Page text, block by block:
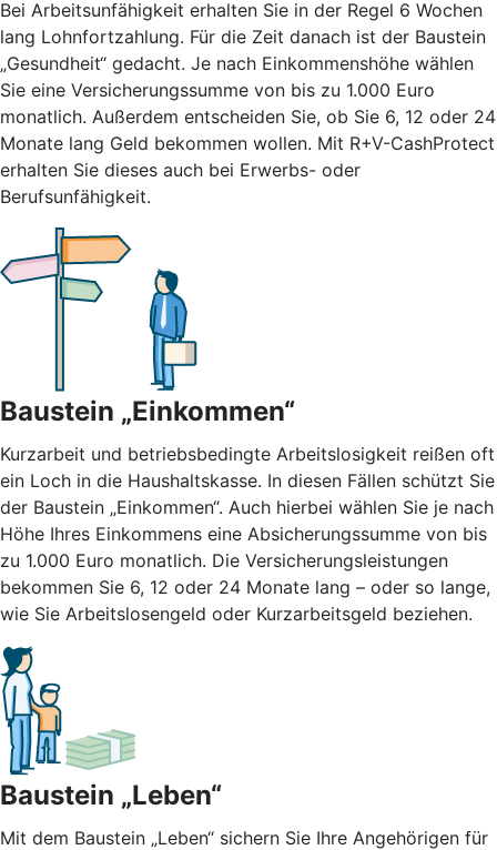
Bei Arbeitsunfähigkeit erhalten Sie in der Regel 6 Wochen
lang Lohnfortzahlung. Für die Zeit danach ist der Baustein
„Gesundheit“ gedacht. Je nach Einkommenshöhe wählen
Sie eine Versicherungssumme von bis zu 1.000 Euro
monatlich. Außerdem entscheiden Sie, ob Sie 6, 12 oder 24
Monate lang Geld bekommen wollen. Mit R+V-CashProtect
erhalten Sie dieses auch bei Erwerbs- oder
Berufsunfähigkeit.
Baustein „Einkommen“
Kurzarbeit und betriebsbedingte Arbeitslosigkeit reißen oft
ein Loch in die Haushaltskasse. In diesen Fällen schützt Sie
der Baustein „Einkommen“. Auch hierbei wählen Sie je nach
Höhe Ihres Einkommens eine Absicherungssumme von bis
zu 1.000 Euro monatlich. Die Versicherungsleistungen
bekommen Sie 6, 12 oder 24 Monate lang – oder so lange,
wie Sie Arbeitslosengeld oder Kurzarbeitsgeld beziehen.
Baustein „Leben“
Mit dem Baustein „Leben“ sichern Sie Ihre Angehörigen für